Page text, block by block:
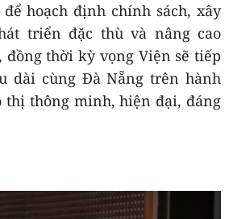
hoạch định chính sách, xây
triển đặc thù và nâng cao
thời kỳ vọng Viện sẽ tiếp
dài cùng Đà Nẵng trên hành
thông minh, hiện đại, đáng